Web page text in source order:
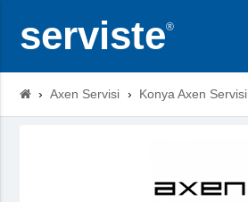
serviste®
› Axen Servisi › Konya Axen Servisi